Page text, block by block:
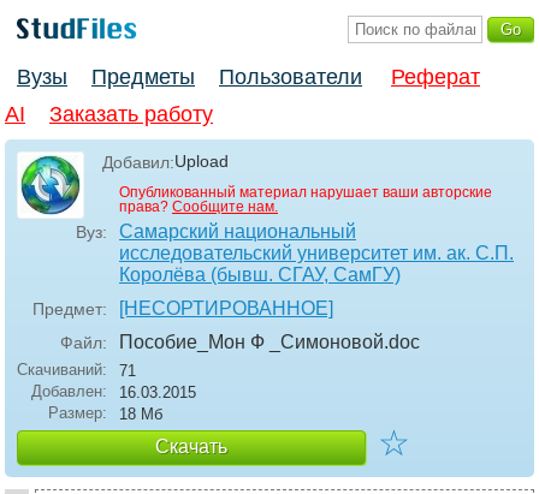
Вузы Предметы Пользователи
Реферат
AI
Заказать работу
Добавил:Upload
Опубликованный материал нарушает ваши авторские
права? Сообщите нам.
Вуз:
Самарский национальный
исследовательский университет им. ак. С.П.
Королёва (бывш. СГАУ, СамГУ)
Предмет: [НЕСОРТИРОВАННОЕ]
Файл: Пособие_Мон Ф _Симоновой.doc
Скачиваний:
71
Добавлен:
16.03.2015
Размер:
18 Мб
Скачать ☆